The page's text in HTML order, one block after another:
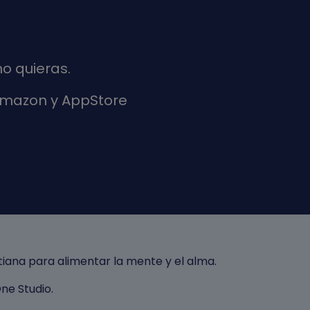
quieras.
y AppStore
para alimentar la mente y el alma.
Studio.